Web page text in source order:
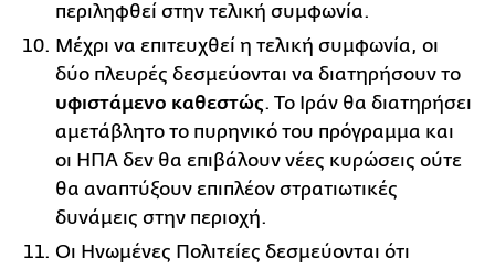
περιληφθεί στην τελική συμφωνία.
Μέχρι να επιτευχθεί η τελική συμφωνία, οι
δύο πλευρές δεσμεύονται να διατηρήσουν το
υφιστάμενο καθεστώς. Το Ιράν θα διατηρήσει
αμετάβλητο το πυρηνικό του πρόγραμμα και
οι ΗΠΑ δεν θα επιβάλουν νέες κυρώσεις ούτε
θα αναπτύξουν επιπλέον στρατιωτικές
δυνάμεις στην περιοχή.
Οι Ηνωμένες Πολιτείες δεσμεύονται ότι